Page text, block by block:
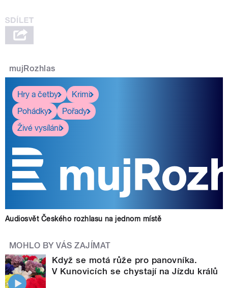
mujRozhlas
Hry a četby
Krimi
Pohádky
Pořady
Živé vysílání
Audiosvět Českého rozhlasu na jednom místě
MOHLO BY VÁS ZAJÍMAT
Když se motá růže pro panovníka.
V Kunovicích se chystají na Jízdu králů